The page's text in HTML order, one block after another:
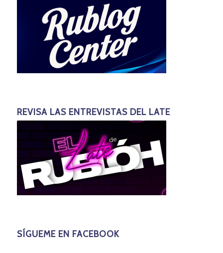
REVISA LAS ENTREVISTAS DEL LATE
SÍGUEME EN FACEBOOK